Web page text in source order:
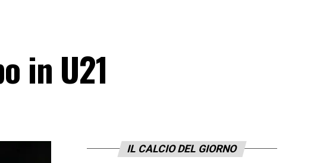
in U21
IL CALCIO DEL GIORNO